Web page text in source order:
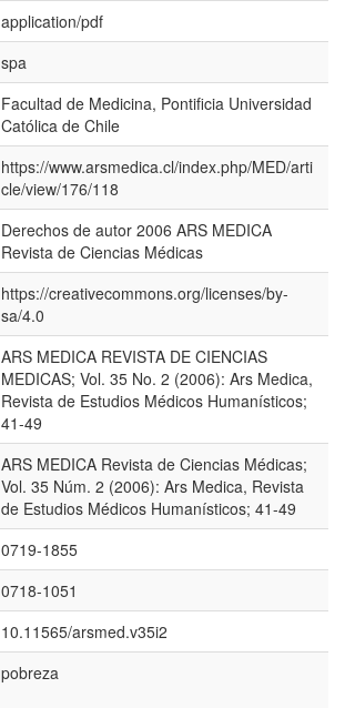
application/pdf
spa
Facultad de Medicina, Pontificia Universidad
Católica de Chile
https://www.arsmedica.cl/index.php/MED/arti
cle/view/176/118
Derechos de autor 2006 ARS MEDICA
Revista de Ciencias Médicas
https://creativecommons.org/licenses/by-
sa/4.0
ARS MEDICA REVISTA DE CIENCIAS
MEDICAS; Vol. 35 No. 2 (2006): Ars Medica,
Revista de Estudios Médicos Humanísticos;
41-49
ARS MEDICA Revista de Ciencias Médicas;
Vol. 35 Núm. 2 (2006): Ars Medica, Revista
de Estudios Médicos Humanísticos; 41-49
0719-1855
0718-1051
10.11565/arsmed.v35i2
pobreza